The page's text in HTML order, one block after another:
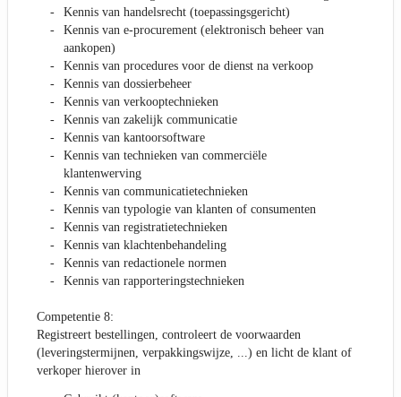
Kennis van handelsrecht (toepassingsgericht)
Kennis van e-procurement (elektronisch beheer van
aankopen)
Kennis van procedures voor de dienst na verkoop
Kennis van dossierbeheer
Kennis van verkooptechnieken
Kennis van zakelijk communicatie
Kennis van kantoorsoftware
Kennis van technieken van commerciële
klantenwerving
Kennis van communicatietechnieken
Kennis van typologie van klanten of consumenten
Kennis van registratietechnieken
Kennis van klachtenbehandeling
Kennis van redactionele normen
Kennis van rapporteringstechnieken
Competentie 8:
Registreert bestellingen, controleert de voorwaarden
(leveringstermijnen, verpakkingswijze, ...) en licht de klant of
verkoper hierover in